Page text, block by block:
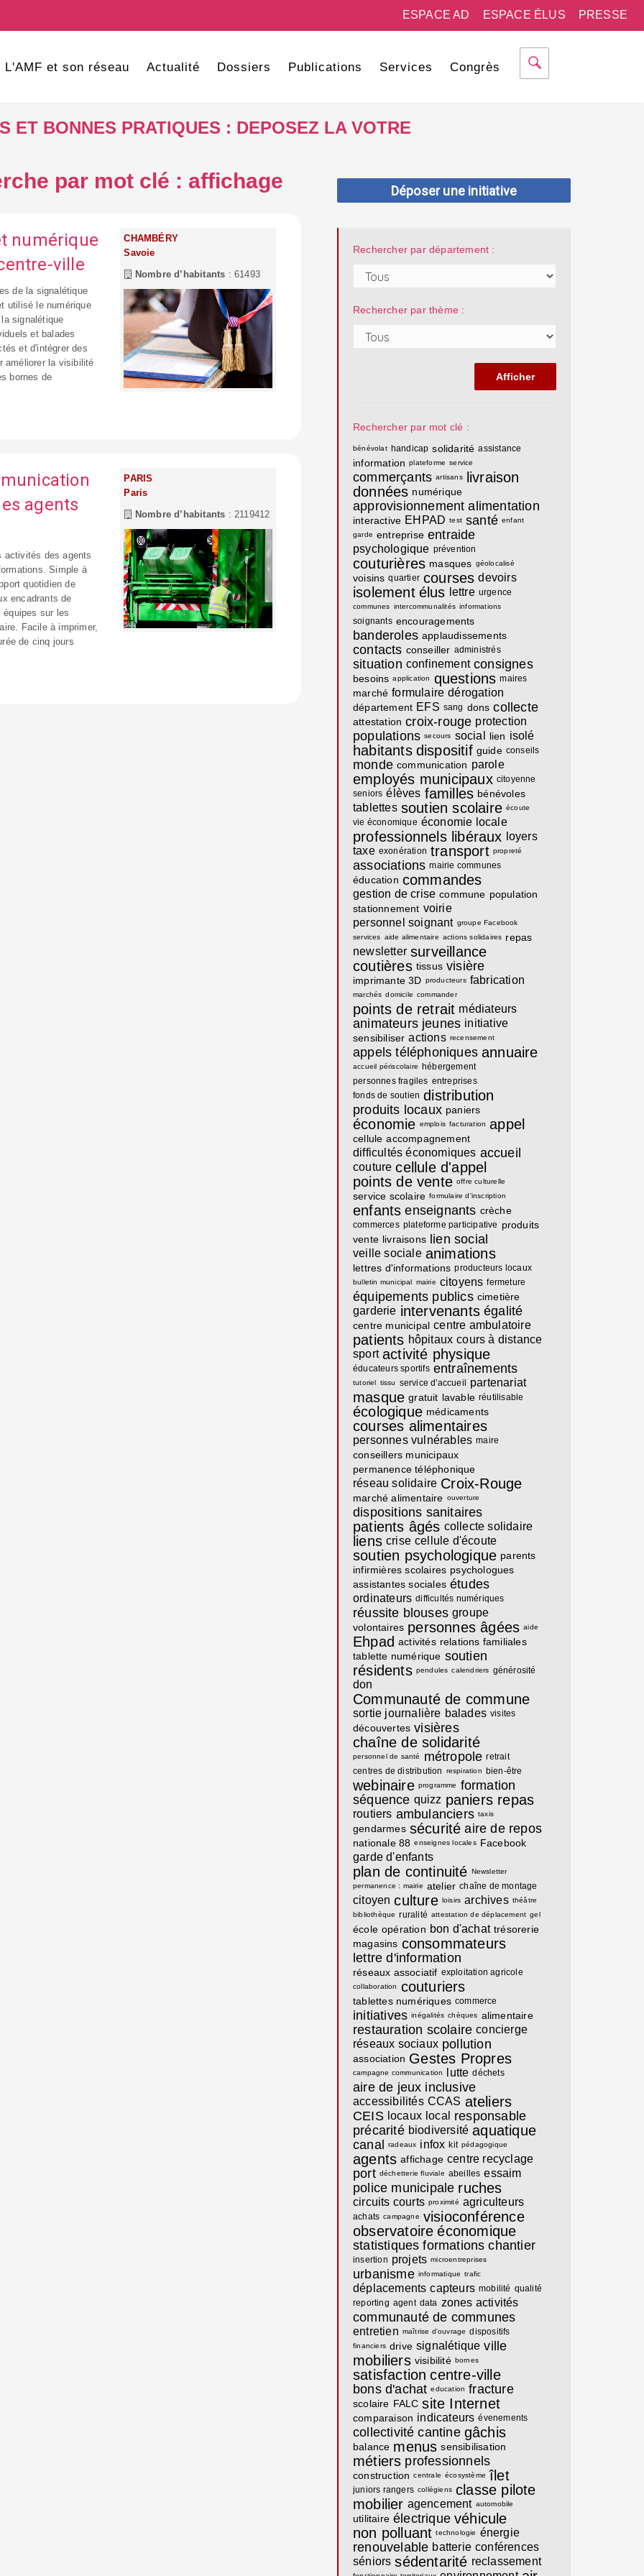
PRESSE
ESPACE ÉLUS
ESPACE AD
L'AMF et son réseau Actualité Dossiers Publications Services Congrès
ET BONNES PRATIQUES : DEPOSEZ LA VOTRE
par mot clé : affichage Déposer une initiative
numérique
ville
de la signalétique
utilisé le numérique
signalétique
et balades
et d'intégrer des
améliorer la visibilité
bornes de
CHAMBÉRY
Savoie
Nombre d’habitants : 61493
agents
activités des agents
Simple à
quotidien de
encadrants de
sur les
Facile à imprimer,
de cinq jours
PARIS
Paris
Nombre d’habitants : 2119412
Rechercher par département :
Rechercher par thème :
Rechercher par mot clé :
bénévolat handicap solidarité assistance
information plateforme service
commerçants artisans
livraison
données numérique
approvisionnement alimentation
interactive EHPAD test santé enfant
garde entreprise entraide
psychologique prévention
couturières masques géolocalisé
voisins quartier courses devoirs
isolement élus lettre urgence
communes intercommunalités informations
soignants encouragements
banderoles applaudissements
contacts conseiller administrés
situation confinement consignes
besoins application questions maires
marché formulaire dérogation
département EFS sang dons collecte
attestation croix-rouge protection
populations secours social lien isolé
habitants dispositif guide conseils
monde communication parole
employés municipaux citoyenne
seniors élèves familles bénévoles
tablettes soutien scolaire écoute
vie économique économie locale
professionnels libéraux loyers
taxe exonération transport propreté
associations mairie communes
éducation commandes
gestion de crise commune population
stationnement voirie
personnel soignant groupe Facebook
services aide alimentaire actions solidaires repas
newsletter surveillance
coutières tissus visière
imprimante 3D producteurs fabrication
marchés domicile commander
points de retrait médiateurs
animateurs jeunes initiative
sensibiliser actions recensement
appels téléphoniques annuaire
accueil périscolaire
hébergement
personnes fragiles entreprises
fonds de soutien distribution
produits locaux paniers
économie emplois facturation appel
cellule accompagnement
difficultés économiques accueil
couture cellule d'appel
points de vente offre culturelle
service scolaire formulaire d'inscription
enfants enseignants crèche
commerces plateforme participative produits
vente livraisons lien social
veille sociale animations
lettres d'informations producteurs locaux
bulletin municipal mairie citoyens fermeture
équipements publics cimetière
garderie intervenants égalité
centre municipal centre ambulatoire
patients hôpitaux cours à distance
sport activité physique
éducateurs sportifs entraînements
tutoriel tissu service d'accueil partenariat
masque gratuit lavable réutilisable
écologique médicaments
courses alimentaires
personnes vulnérables maire
conseillers municipaux
permanence téléphonique
réseau solidaire Croix-Rouge
marché alimentaire ouverture
dispositions sanitaires
patients âgés collecte solidaire
liens crise cellule d'écoute
soutien psychologique parents
infirmières scolaires psychologues
assistantes sociales études
ordinateurs difficultés numériques
réussite blouses groupe
volontaires personnes âgées aide
Ehpad activités relations familiales
tablette numérique soutien
résidents pendules calendriers générosité
don
Communauté de commune
sortie journalière balades visites
découvertes visières
chaîne de solidarité
personnel de santé métropole retrait
centres de distribution
respiration bien-être
webinaire programme
formation
séquence quizz paniers repas
routiers ambulanciers taxis
gendarmes sécurité aire de repos
nationale 88 enseignes locales Facebook
garde d'enfants
plan de continuité Newsletter
permanence : mairie atelier chaîne de montage
citoyen culture loisirs archives théâtre
bibliothèque ruralité attestation de déplacement gel
école opération bon d'achat trésorerie
magasins consommateurs
lettre d'information
réseaux associatif exploitation agricole
collaboration couturiers
tablettes numériques commerce
initiatives inégalités chèques alimentaire
restauration scolaire concierge
réseaux sociaux pollution
association Gestes Propres
campagne communication lutte déchets
aire de jeux inclusive
accessibilités CCAS ateliers
CEIS locaux local
responsable
précarité biodiversité aquatique
canal radeaux infox kit pédagogique
agents affichage centre recyclage
port déchetterie fluviale abeilles essaim
police municipale ruches
circuits courts proximité agriculteurs
achats campagne visioconférence
observatoire économique
statistiques formations chantier
insertion projets microentreprises
urbanisme informatique trafic
déplacements capteurs mobilité qualité
reporting agent data zones activités
communauté de communes
entretien maîtrise d'ouvrage dispositifs
financiers drive signalétique ville
mobiliers visibilité bornes
satisfaction centre-ville
bons d'achat education fracture
scolaire FALC site Internet
comparaison indicateurs évenements
collectivité cantine gâchis
balance menus sensibilisation
métiers professionnels
construction centrale écosystème îlet
juniors rangers collégiens classe pilote
mobilier agencement automobile
utilitaire électrique véhicule
non polluant technologie énergie
renouvelable batterie conférences
séniors sédentarité reclassement